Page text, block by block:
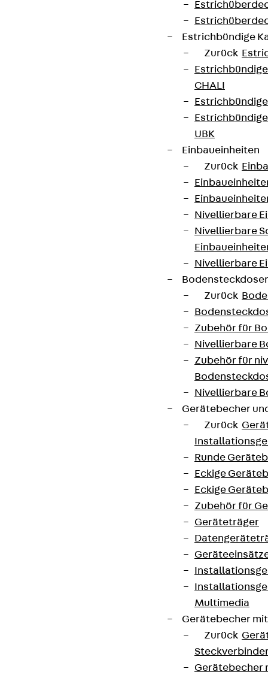
Estrichbündige
Zurück
CHALI
UBK
Einbaueinheiten
Zurück
Nivellierbare
Nivellierbare
Nivellierbare
Zurück
Zubehör für
Nivellierbare
Zubehör für
Nivellierbare
Gerätebecher
Zurück
Runde
Eckige
Eckige
Zubehör für
Geräteträger
Multimedia
Gerätebecher
Zurück
Gerätebecher